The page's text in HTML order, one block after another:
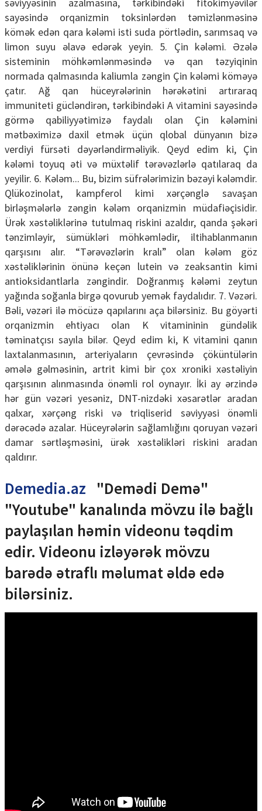
səviyyəsinin azalmasına, tərkibindəki fitokimyəvilər
sayəsində orqanizmin toksinlərdən təmizlənməsinə
kömək edən qara kələmi isti suda pörtlədin, sarımsaq və
limon suyu əlavə edərək yeyin. 5. Çin kələmi. Əzələ
sisteminin möhkəmlənməsində və qan təzyiqinin
normada qalmasında kaliumla zəngin Çin kələmi köməyə
çatır. Ağ qan hüceyrələrinin hərəkətini artıraraq
immuniteti gücləndirən, tərkibindəki A vitamini sayəsində
görmə qabiliyyətimizə faydalı olan Çin kələmini
mətbəximizə daxil etmək üçün qlobal dünyanın bizə
verdiyi fürsəti dəyərləndirməliyik. Qeyd edim ki, Çin
kələmi toyuq əti və müxtəlif tərəvəzlərlə qatılaraq da
yeyilir. 6. Kələm... Bu, bizim süfrələrimizin bəzəyi kələmdir.
Qlükozinolat, kampferol kimi xərçənglə savaşan
birləşmələrlə zəngin kələm orqanizmin müdafiəçisidir.
Ürək xəstəliklərinə tutulmaq riskini azaldır, qanda şəkəri
tənzimləyir, sümükləri möhkəmlədir, iltihablanmanın
qarşısını alır. “Tərəvəzlərin kralı” olan kələm göz
xəstəliklərinin önünə keçən lutein və zeaksantin kimi
antioksidantlarla zəngindir. Doğranmış kələmi zeytun
yağında soğanla birgə qovurub yemək faydalıdır. 7. Vəzəri.
Bəli, vəzəri ilə möcüzə qapılarını aça bilərsiniz. Bu göyərti
orqanizmin ehtiyacı olan K vitamininin gündəlik
təminatçısı sayıla bilər. Qeyd edim ki, K vitamini qanın
laxtalanmasının, arteriyaların çevrəsində çöküntülərin
əmələ gəlməsinin, artrit kimi bir çox xroniki xəstəliyin
qarşısının alınmasında önəmli rol oynayır. İki ay ərzində
hər gün vəzəri yesəniz, DNT-nizdəki xəsarətlər aradan
qalxar, xərçəng riski və triqliserid səviyyəsi önəmli
dərəcədə azalar. Hüceyrələrin sağlamlığını qoruyan vəzəri
damar sərtləşməsini, ürək xəstəlikləri riskini aradan
qaldırır.
Demedia.az "Demədi Demə"
"Youtube" kanalında mövzu ilə bağlı
paylaşılan həmin videonu təqdim
edir. Videonu izləyərək mövzu
barədə ətraflı məlumat əldə edə
bilərsiniz.